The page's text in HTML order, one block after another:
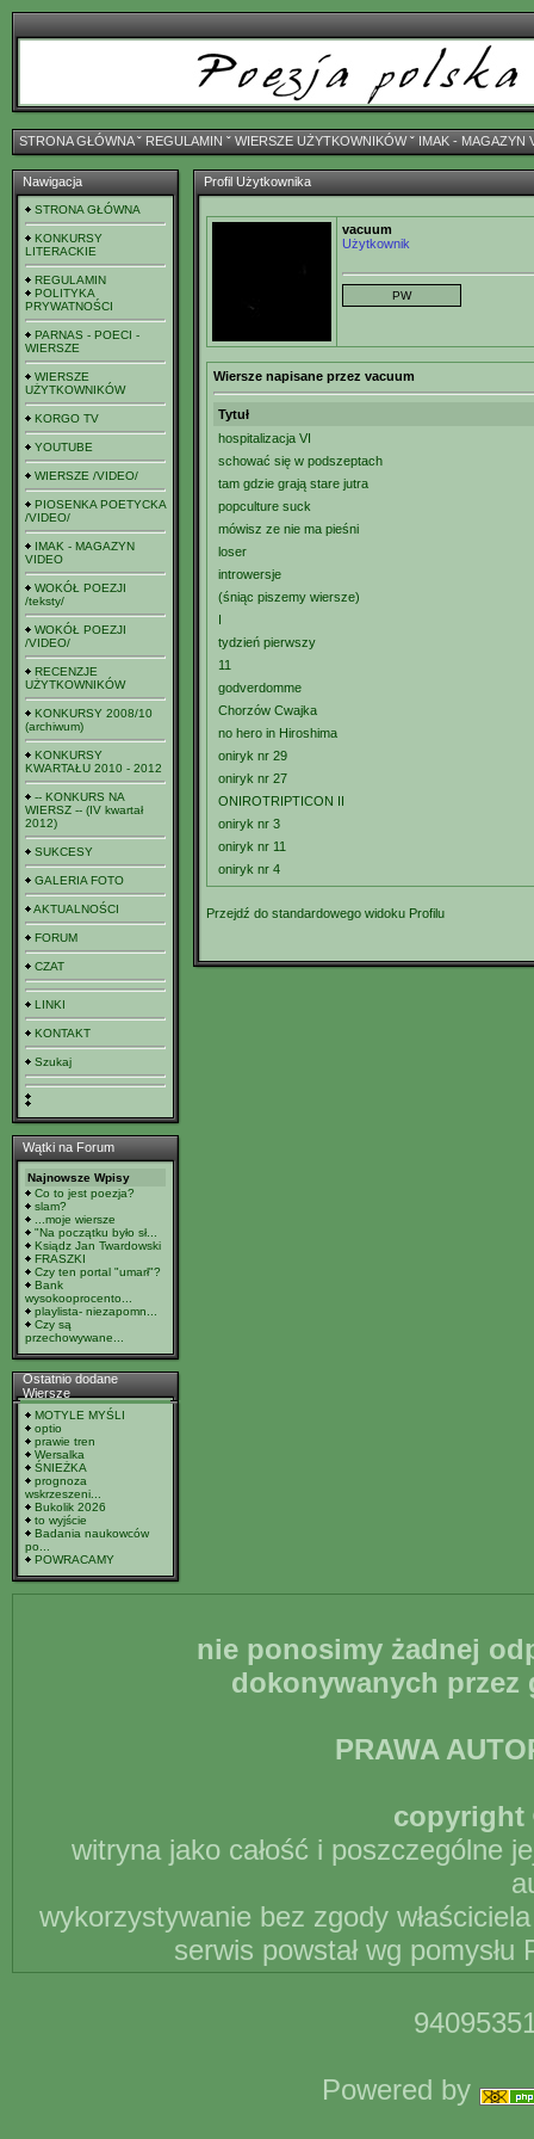
STRONA GŁÓWNAˇ REGULAMIN ˇ WIERSZE UŻYTKOWNIKÓWˇ IMAK - MAGAZYN
Nawigacja
STRONA GŁÓWNA
KONKURSY
LITERACKIE
REGULAMIN
POLITYKA
PRYWATNOŚCI
PARNAS - POECI -
WIERSZE
WIERSZE
UŻYTKOWNIKÓW
KORGO TV
YOUTUBE
WIERSZE /VIDEO/
PIOSENKA POETYCKA
/VIDEO/
IMAK - MAGAZYN
VIDEO
WOKÓŁ POEZJI
/teksty/
WOKÓŁ POEZJI
/VIDEO/
RECENZJE
UŻYTKOWNIKÓW
KONKURSY 2008/10
(archiwum)
KONKURSY
KWARTAŁU 2010 - 2012
-- KONKURS NA
WIERSZ -- (IV kwartał
2012)
SUKCESY
GALERIA FOTO
AKTUALNOŚCI
FORUM
CZAT
LINKI
KONTAKT
Szukaj
Wątki na Forum
Najnowsze Wpisy
Co to jest poezja?
slam?
...moje wiersze
"Na początku było sł...
Ksiądz Jan Twardowski
FRASZKI
Czy ten portal "umarł"?
Bank
wysokooprocento...
playlista- niezapomn...
Czy są
przechowywane...
Ostatnio dodane
Wiersze
MOTYLE MYŚLI
optio
prawie tren
Wersalka
ŚNIEŻKA
prognoza
wskrzeszeni...
Bukolik 2026
to wyjście
Badania naukowców
po...
POWRACAMY
Profil Użytkownika
vacuum
Użytkownik
Wiersze napisane przez vacuum
Tytuł
hospitalizacja VI
schować się w podszeptach
tam gdzie grają stare jutra
popculture suck
mówisz ze nie ma pieśni
loser
introwersje
(śniąc piszemy wiersze)
I
tydzień pierwszy
11
godverdomme
Chorzów Cwajka
no hero in Hiroshima
oniryk nr 29
oniryk nr 27
ONIROTRIPTICON II
oniryk nr 3
oniryk nr 11
oniryk nr 4
Przejdź do standardowego widoku Profilu
nie ponosimy żadnej
dokonywanych
PRAWA
copyright
witryna jako całość i poszczególne
wykorzystywanie bez zgody
serwis powstał wg
Powered by